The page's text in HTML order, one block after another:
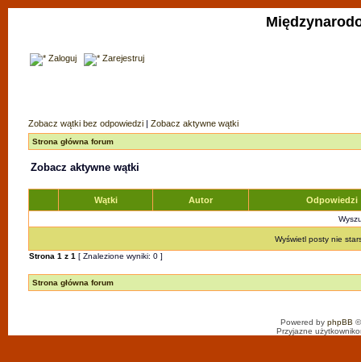
Zaloguj Zarejestruj
Zobacz wątki bez odpowiedzi | Zobacz aktywne wątki
Strona główna forum
Zobacz aktywne wątki
Wątki Autor Odpowiedzi
Wyświetl posty nie
Strona 1 z 1 [ Znalezione wyniki: 0 ]
Strona główna forum
Powered by phpBB
Przyjazne